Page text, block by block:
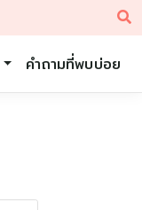
คำถามที่พบบ่อย